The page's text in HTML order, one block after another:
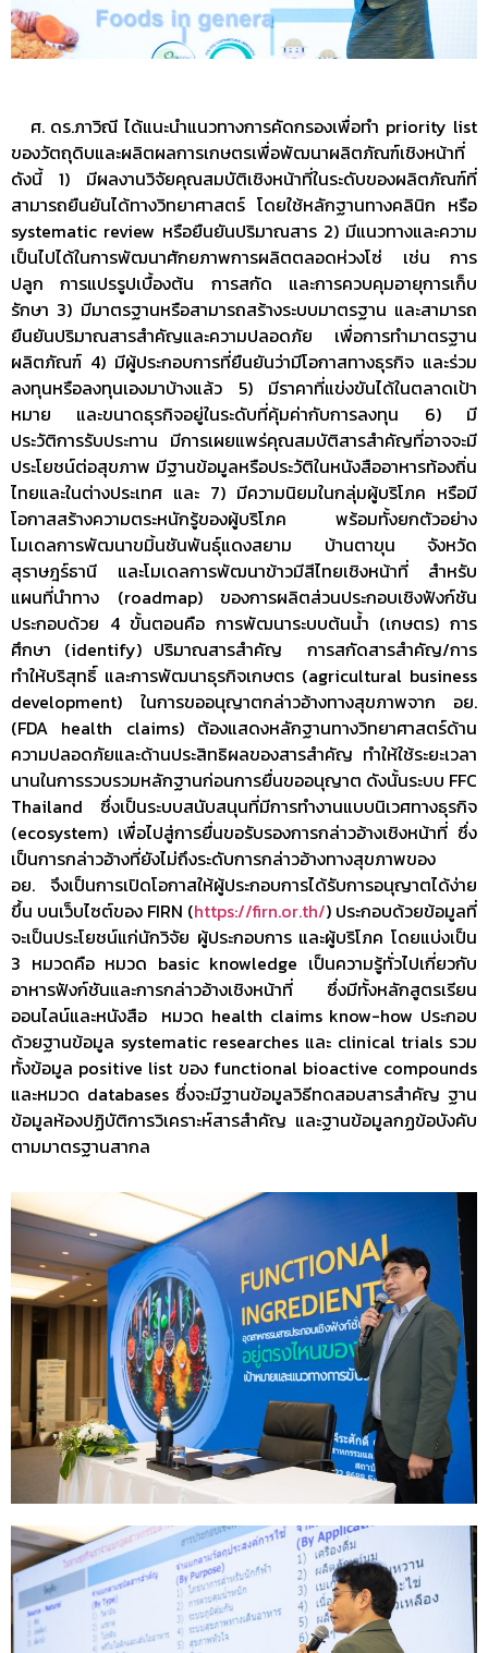
ศ. ดร.ภาวิณี ได้แนะนำแนวทางการคัดกรองเพื่อทำ priority list
ของวัตถุดิบและผลิตผลการเกษตรเพื่อพัฒนาผลิตภัณฑ์เชิงหน้าที่
ดังนี้ 1) มีผลงานวิจัยคุณสมบัติเชิงหน้าที่ในระดับของผลิตภัณฑ์ที่
สามารถยืนยันได้ทางวิทยาศาสตร์ โดยใช้หลักฐานทางคลินิก หรือ
systematic review หรือยืนยันปริมาณสาร 2) มีแนวทางและความ
เป็นไปได้ในการพัฒนาศักยภาพการผลิตตลอดห่วงโซ่ เช่น การ
ปลูก การแปรรูปเบื้องต้น การสกัด และการควบคุมอายุการเก็บ
รักษา 3) มีมาตรฐานหรือสามารถสร้างระบบมาตรฐาน และสามารถ
ยืนยันปริมาณสารสำคัญและความปลอดภัย เพื่อการทำมาตรฐาน
ผลิตภัณฑ์ 4) มีผู้ประกอบการที่ยืนยันว่ามีโอกาสทางธุรกิจ และร่วม
ลงทุนหรือลงทุนเองมาบ้างแล้ว 5) มีราคาที่แข่งขันได้ในตลาดเป้า
หมาย และขนาดธุรกิจอยู่ในระดับที่คุ้มค่ากับการลงทุน 6) มี
ประวัติการรับประทาน มีการเผยแพร่คุณสมบัติสารสำคัญที่อาจจะมี
ประโยชน์ต่อสุขภาพ มีฐานข้อมูลหรือประวัติในหนังสืออาหารท้องถิ่น
ไทยและในต่างประเทศ และ 7) มีความนิยมในกลุ่มผู้บริโภค หรือมี
โอกาสสร้างความตระหนักรู้ของผู้บริโภค พร้อมทั้งยกตัวอย่าง
โมเดลการพัฒนาขมิ้นชันพันธุ์แดงสยาม บ้านตาขุน จังหวัด
สุราษฎร์ธานี และโมเดลการพัฒนาข้าวมีสีไทยเชิงหน้าที่ สำหรับ
แผนที่นำทาง (roadmap) ของการผลิตส่วนประกอบเชิงฟังก์ชัน
ประกอบด้วย 4 ขั้นตอนคือ การพัฒนาระบบต้นน้ำ (เกษตร) การ
ศึกษา (identify) ปริมาณสารสำคัญ การสกัดสารสำคัญ/การ
ทำให้บริสุทธิ์ และการพัฒนาธุรกิจเกษตร (agricultural business
development) ในการขออนุญาตกล่าวอ้างทางสุขภาพจาก อย.
(FDA health claims) ต้องแสดงหลักฐานทางวิทยาศาสตร์ด้าน
ความปลอดภัยและด้านประสิทธิผลของสารสำคัญ ทำให้ใช้ระยะเวลา
นานในการรวบรวมหลักฐานก่อนการยื่นขออนุญาต ดังนั้นระบบ FFC
Thailand ซึ่งเป็นระบบสนับสนุนที่มีการทำงานแบบนิเวศทางธุรกิจ
(ecosystem) เพื่อไปสู่การยื่นขอรับรองการกล่าวอ้างเชิงหน้าที่ ซึ่ง
เป็นการกล่าวอ้างที่ยังไม่ถึงระดับการกล่าวอ้างทางสุขภาพของ
อย. จึงเป็นการเปิดโอกาสให้ผู้ประกอบการได้รับการอนุญาตได้ง่าย
ขึ้น บนเว็บไซต์ของ FIRN (https://firn.or.th/) ประกอบด้วยข้อมูลที่
จะเป็นประโยชน์แก่นักวิจัย ผู้ประกอบการ และผู้บริโภค โดยแบ่งเป็น
3 หมวดคือ หมวด basic knowledge เป็นความรู้ทั่วไปเกี่ยวกับ
อาหารฟังก์ชันและการกล่าวอ้างเชิงหน้าที่ ซึ่งมีทั้งหลักสูตรเรียน
ออนไลน์และหนังสือ หมวด health claims know-how ประกอบ
ด้วยฐานข้อมูล systematic researches และ clinical trials รวม
ทั้งข้อมูล positive list ของ functional bioactive compounds
และหมวด databases ซึ่งจะมีฐานข้อมูลวิธีทดสอบสารสำคัญ ฐาน
ข้อมูลห้องปฏิบัติการวิเคราะห์สารสำคัญ และฐานข้อมูลกฏข้อบังคับ
ตามมาตรฐานสากล